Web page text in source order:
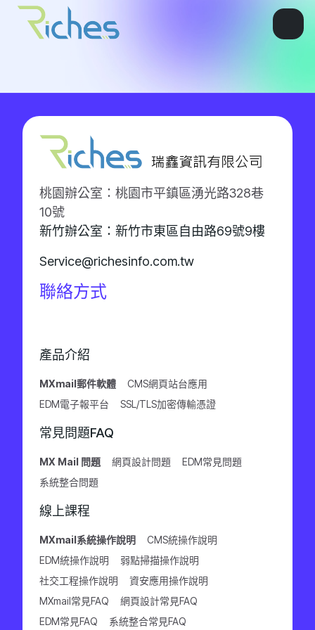
桃園辦公室：桃園市平鎮區湧光路328巷
10號
新竹辦公室：新竹市東區自由路69號9樓
Service@richesinfo.com.tw
聯絡方式
產品介紹
MXmail郵件軟體
CMS網頁站台應用
EDM電子報平台
SSL/TLS加密傳輸憑證
常見問題FAQ
MX Mail 問題 網頁設計問題
EDM常見問題
系統整合問題
線上課程
MXmail系統操作說明
CMS統操作說明
EDM統操作說明
弱點掃描操作說明
社交工程操作說明
資安應用操作說明
MXmail常見FAQ
網頁設計常見FAQ
EDM常見FAQ
系統整合常見FAQ